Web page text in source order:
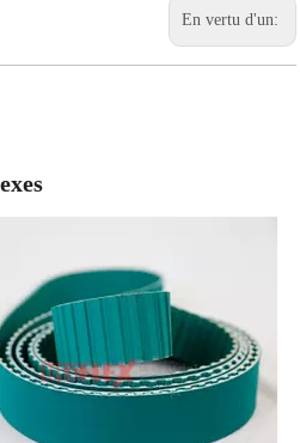
En vertu d'un: